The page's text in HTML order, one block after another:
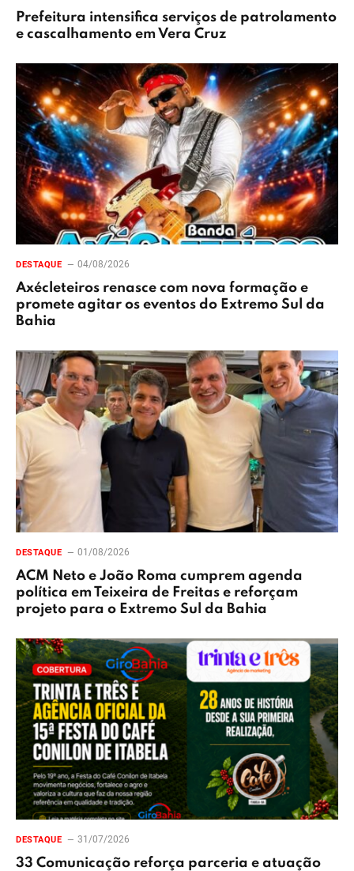
Prefeitura intensifica serviços de patrolamento
e cascalhamento em Vera Cruz
DESTAQUE 04/08/2026
Axécleteiros renasce com nova formação e
promete agitar os eventos do Extremo Sul da
Bahia
DESTAQUE 01/08/2026
ACM Neto e João Roma cumprem agenda
política em Teixeira de Freitas e reforçam
projeto para o Extremo Sul da Bahia
DESTAQUE 31/07/2026
33 Comunicação reforça parceria e atuação